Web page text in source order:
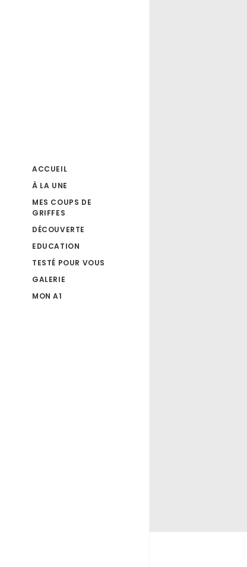
ACCUEIL
À LA UNE
MES COUPS DE
GRIFFES
DÉCOUVERTE
EDUCATION
TESTÉ POUR VOUS
GALERIE
MON A1